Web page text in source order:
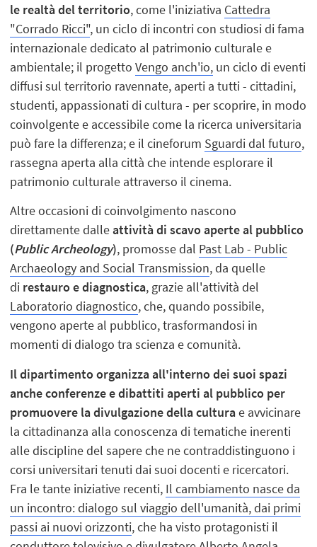
le realtà del territorio, come l'iniziativa Cattedra
"Corrado Ricci", un ciclo di incontri con studiosi di fama
internazionale dedicato al patrimonio culturale e
ambientale; il progettoVengo anch'io, un ciclo di eventi
diffusi sul territorio ravennate, aperti a tutti - cittadini,
studenti, appassionati di cultura - per scoprire, in modo
coinvolgente e accessibile come la ricerca universitaria
può fare la differenza; e il cineforum Sguardi dal futuro,
rassegna aperta alla città che intende esplorare il
patrimonio culturale attraverso il cinema.
Altre occasioni di coinvolgimento nascono
direttamente dalleattività di scavo aperte al pubblico
(Public Archeology), promosse dal Past Lab - Public
Archaeology and Social Transmission, da quelle
di restauro e diagnostica, grazie all'attività del
Laboratorio diagnostico, che, quando possibile,
vengono aperte al pubblico, trasformandosi in
momenti di dialogo tra scienza e comunità.
Il dipartimento organizza all'interno dei suoi spazi
anche conferenze e dibattiti aperti al pubblico per
promuovere la divulgazione della culturae avvicinare
la cittadinanza alla conoscenza di tematiche inerenti
alle discipline del sapere che ne contraddistinguono i
corsi universitari tenuti dai suoi docenti e ricercatori.
Fra le tante iniziative recenti, Il cambiamento nasce da
un incontro: dialogo sul viaggio dell'umanità, dai primi
passi ai nuovi orizzonti, che ha visto protagonisti il